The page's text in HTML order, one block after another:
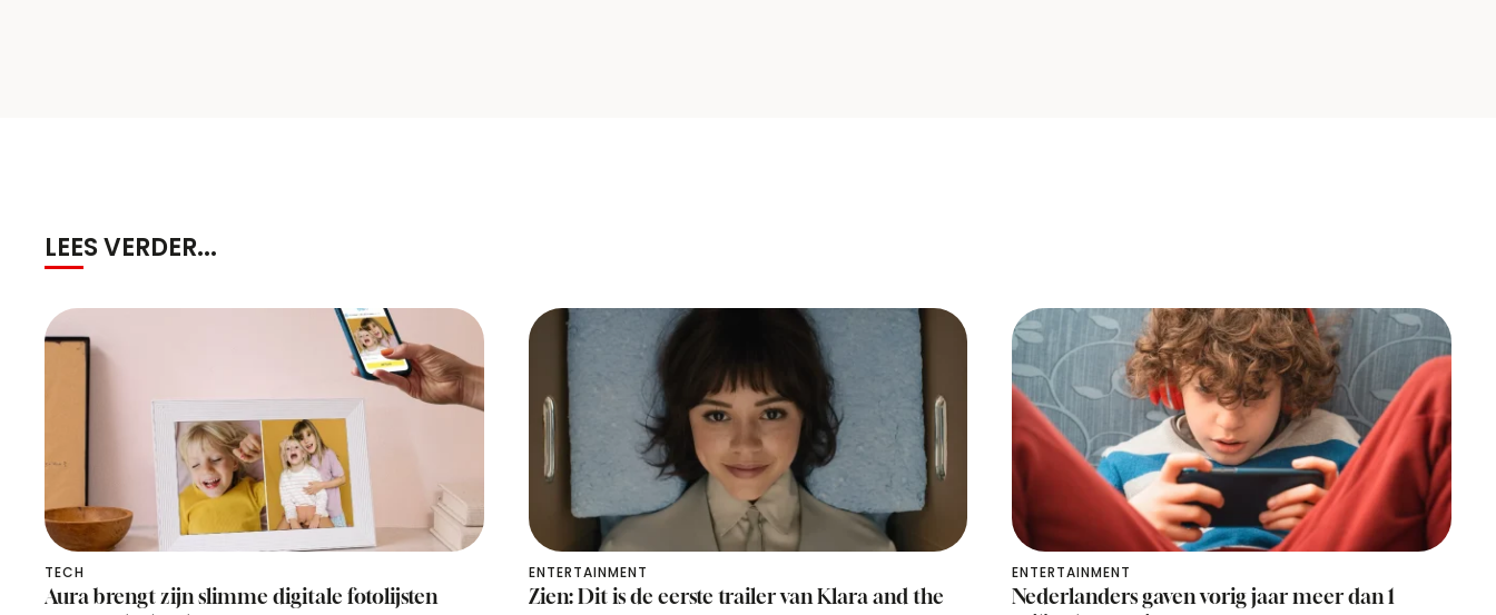
LEES VERDER...
TECH
Aura brengt zijn slimme digitale fotolijsten
ENTERTAINMENT
Zien: Dit is de eerste trailer van Klara and the
ENTERTAINMENT
Nederlanders gaven vorig jaar meer dan 1